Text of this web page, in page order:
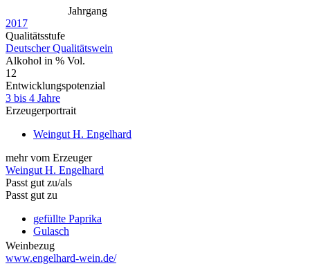
Jahrgang
2017
Qualitätsstufe
Deutscher Qualitätswein
Alkohol in % Vol.
12
Entwicklungspotenzial
3 bis 4 Jahre
Erzeugerportrait
Weingut H. Engelhard
mehr vom Erzeuger
Weingut H. Engelhard
Passt gut zu/als
Passt gut zu
gefüllte Paprika
Gulasch
Weinbezug
www.engelhard-wein.de/